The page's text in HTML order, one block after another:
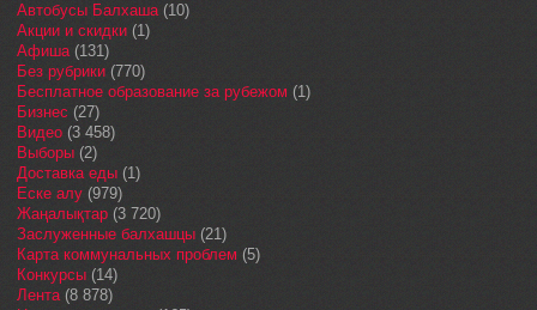
Автобусы Балхаша(10)
Акции и скидки (1)
Афиша(131)
Без рубрики (770)
Бесплатное образование за рубежом (1)
Бизнес (27)
Видео (3 458)
Выборы (2)
Доставка еды (1)
Еске алу (979)
Жаңалықтар (3 720)
Заслуженные балхашцы (21)
Карта коммунальных проблем (5)
Конкурсы (14)
Лента(8 878)